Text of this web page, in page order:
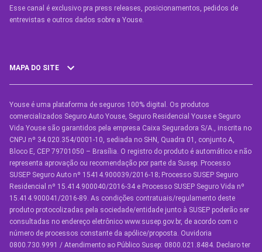
Esse canal é exclusivo pra press releases, posicionamentos, pedidos de
entrevistas e outros dados sobre a Youse.​
MAPA DO SITE
SEGUROS
Seguro Auto
Seguro Auto para Terceiros
Seguro por Marcas de Carro
Seguro Residencial
Seguro de Vida
Manual de Assistências
Youse é uma plataforma de seguros 100% digital. Os produtos
comercializados Seguro Auto Youse, Seguro Residencial Youse e Seguro
Vida Youse são garantidos pela empresa Caixa Seguradora S/A., inscrita no
CNPJ nº 34.020.354/0001-10, sediada no SHN, Quadra 01, conjunto A,
Bloco E, CEP 79701050 – Brasília. O registro do produto é automático e não
representa aprovação ou recomendação por parte da Susep. Processo
SUSEP Seguro Auto nº 15414.900039/2016-18; Processo SUSEP Seguro
Residencial nº 15.414.900040/2016-34 e Processo SUSEP Seguro Vida nº
15.414.900041/2016-89. As condições contratuais/regulamento deste
produto protocolizadas pela sociedade/entidade junto à SUSEP poderão ser
consultadas no endereço eletrônico www.susep.gov.br, de acordo com o
número de processos constante da apólice/proposta. Ouvidoria
0800.730.9991 / Atendimento ao Público Susep: 0800.021.8484. Declaro ter